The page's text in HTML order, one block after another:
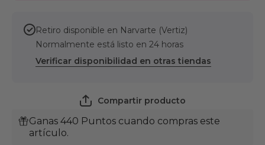
Cachorro
Retiro disponible en Narvarte (Vertiz)
Normalmente está listo en 24 horas
Verificar disponibilidad en otras tiendas
Compartir producto
Ganas 440 Puntos cuando compras este
artículo.